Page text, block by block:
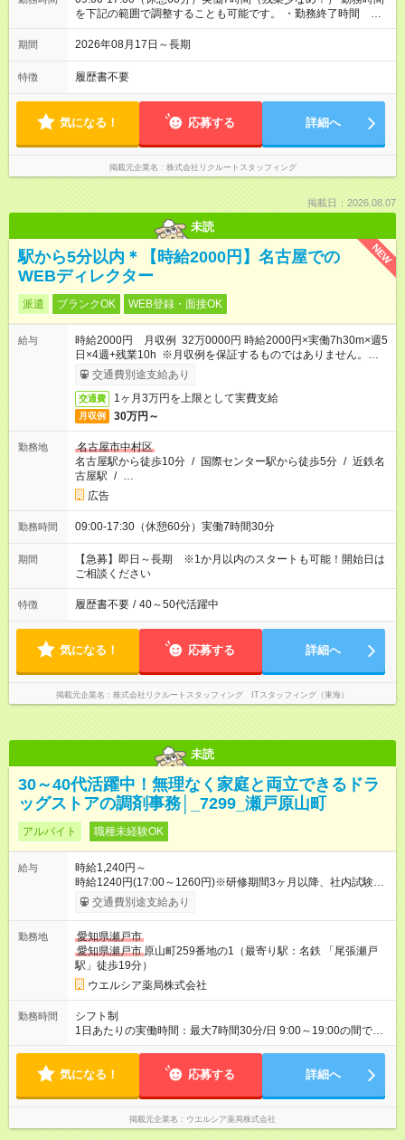
を下記の範囲で調整することも可能です。 ・勤務終了時間
17:00～18:00 ・実働 07:00～08:00
期間 2026年08月17日～長期
特徴 履歴書不要
気になる！ 応募する 詳細へ
掲載元企業名 株式会社リクルートスタッフィング
掲載日：2026.08.07
未読
NEW
駅から5分以内＊【時給2000円】名古屋での
WEBディレクター
派遣 ブランクOK WEB登録・面接OK
給与
時給2000円 月収例 32万0000円 時給2000円×実働7h30m×週5
日×4週+残業10h ※月収例を保証するものではありません。※給
与即受取りサービス利用可（利用条件有）
交通費別途支給あり
交通費 1ヶ月3万円を上限として実費支給
月収例 30万円～
勤務地
名古屋市中村区
名古屋駅から徒歩10分 / 国際センター駅から徒歩5分 / 近鉄名
古屋駅 / …
広告
勤務時間 09:00-17:30（休憩60分）実働7時間30分
期間
【急募】即日～長期 ※1か月以内のスタートも可能！開始日は
ご相談ください
特徴 履歴書不要 / 40～50代活躍中
気になる！ 応募する 詳細へ
掲載元企業名 株式会社リクルートスタッフィング ITスタッフィング（東海）
未読
30～40代活躍中！無理なく家庭と両立できるドラ
ッグストアの調剤事務│_7299_瀬戸原山町
アルバイト 職種未経験OK
給与
時給1,240円～
時給1240円(17:00～1260円)※研修期間3ヶ月以降、社内試験に
よる更新判定あり 社内試験合格後、時給＋50～100円の昇給あ
り （大学生は＋20円） 試用期間あり：入社日から3ヶ月間／本
間の長さ：3ヶ月 雇用形態、給与は本採用時と同じです。
交通費別途支給あり
勤務地
愛知県瀬戸市
愛知県瀬戸市 原山町259番地の1（最寄り駅：名鉄 「尾張瀬戸
駅」徒歩19分）
ウエルシア薬局株式会社
勤務時間
シフト制
1日あたりの実働時間：最大7時間30分/日 9:00～19:00の間で1
日7.5時間の勤務 ☆週3～5日の勤務 ※勤務曜日応相談 ☆未経
気になる！ 応募する 詳細へ
掲載元企業名 ウエルシア薬局株式会社